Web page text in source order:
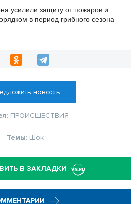
усилили защиту от пожаров и
в период грибного сезона
новость
ПРОИСШЕСТВИЯ
Темы: Шок
В ЗАКЛАДКИ